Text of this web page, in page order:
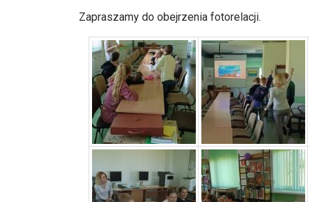
Zapraszamy do obejrzenia fotorelacji.